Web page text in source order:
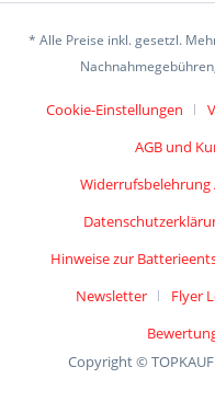
* Alle Preise inkl. gesetzl.
Cookie-Einstellungen
AGB und
Hinweise zur
Newsletter
Flyer
Copyright ©